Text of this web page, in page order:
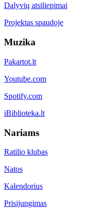
Dalyvių atsiliepimai
Projektas spaudoje
Muzika
Pakartot.lt
Youtube.com
Spotify.com
iBiblioteka.lt
Nariams
Ratilio klubas
Natos
Kalendorius
Prisijungimas